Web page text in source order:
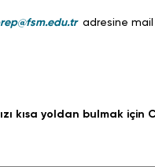
adresine mail
kısa yoldan bulmak